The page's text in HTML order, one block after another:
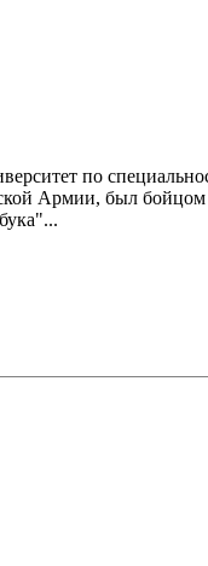
по
Армии, был